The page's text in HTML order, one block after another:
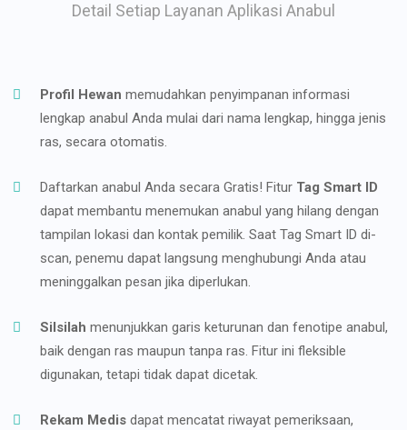
Detail Setiap Layanan Aplikasi Anabul
Profil Hewan memudahkan penyimpanan informasi
lengkap anabul Anda mulai dari nama lengkap, hingga jenis
ras, secara otomatis.
Daftarkan anabul Anda secara Gratis! Fitur Tag Smart ID
dapat membantu menemukan anabul yang hilang dengan
tampilan lokasi dan kontak pemilik. Saat Tag Smart ID di-
scan, penemu dapat langsung menghubungi Anda atau
meninggalkan pesan jika diperlukan.
Silsilah menunjukkan garis keturunan dan fenotipe anabul,
baik dengan ras maupun tanpa ras. Fitur ini fleksible
digunakan, tetapi tidak dapat dicetak.
Rekam Medis dapat mencatat riwayat pemeriksaan,